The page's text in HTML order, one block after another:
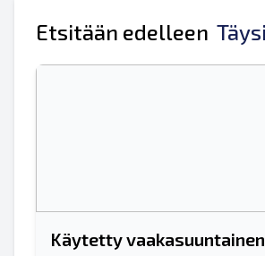
Matkapuhelin
Etsitään edelleen
Käytetty vaakasuuntainen